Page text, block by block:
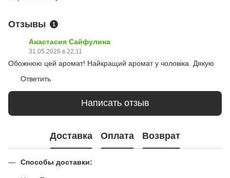
Отзывы 1
Анастасия Сайфулина
31.05.2026 в 22:11
Обожнюю цей аромат! Найкращий аромат у чоловіка. Дякую
Ответить
Написать отзыв
Доставка Оплата Возврат
Способы доставки: